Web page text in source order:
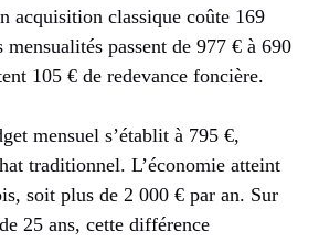
acquisition classique coûte 169
passent de 977 € à 690
105 € de redevance foncière.
mensuel s’établit à 795 €,
traditionnel. L’économie atteint
soit plus de 2 000 € par an. Sur
25 ans, cette différence